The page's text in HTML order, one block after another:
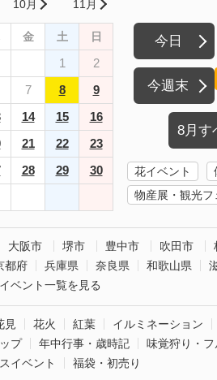
10月 11月
金 土 日
1
2
7 8
9
14 15
16
21 22
23
28 29
30
今日
今週末
8月す
花イベント
物産展・観光フ
大阪市 堺市 豊中市 吹田市
都府 兵庫県 奈良県 和歌山県
ベント一覧を見る
見 花火 紅葉 イルミネーション
プ
年中行事・歳時記
味覚狩り・フ
イベント
福袋・初売り